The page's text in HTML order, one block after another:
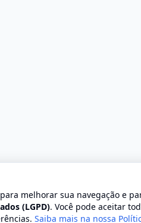
©
melhorar sua navegação e
(LGPD). Você pode aceitar
Saiba mais na nossa